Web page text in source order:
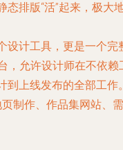
排版“活”起来，极大
设计工具，更是一个完
，允许设计师在不依赖
到上线发布的全部工作
制作、作品集网站、需